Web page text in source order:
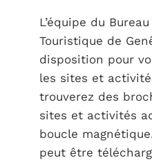
L’équipe du
Touristique de
disposition pour
les sites et
trouverez des
sites et activités
boucle
peut être